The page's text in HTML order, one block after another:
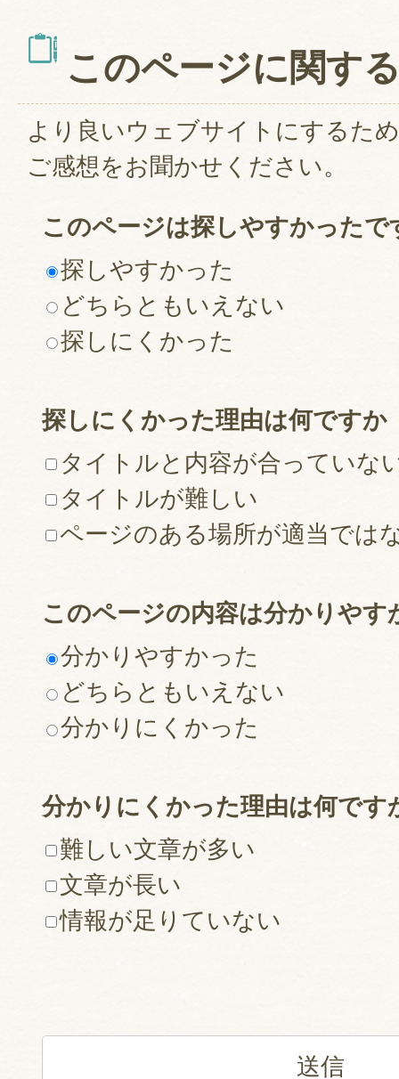
このページに関す
より良いウェブサイトにするた
ご感想をお聞かせください。
このページは探しやすかったで
探しやすかった
どちらともいえない
探しにくかった
探しにくかった理由は何ですか
タイトルと内容が合っていな
タイトルが難しい
ページのある場所が適当では
このページの内容は分かりやす
分かりやすかった
どちらともいえない
分かりにくかった
分かりにくかった理由は何です
難しい文章が多い
文章が長い
情報が足りていない